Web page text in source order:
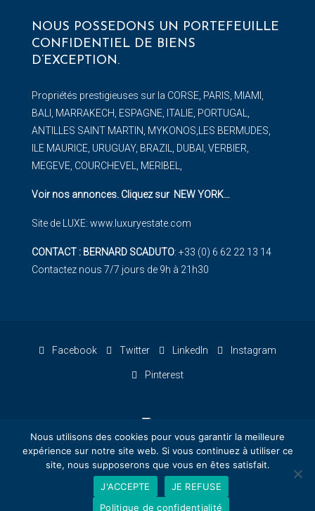
NOUS POSSEDONS UN PORTEFEUILLE
CONFIDENTIEL DE BIENS
D’EXCEPTION.
Propriétés prestigieuses sur la CORSE, PARIS, MIAMI,
BALI, MARRAKECH, ESPAGNE, ITALIE, PORTUGAL,
ANTILLES SAINT MARTIN, MYKONOS,LES BERMUDES,
ILE MAURICE, URUGUAY, BRAZIL, DUBAI, VERBIER,
MEGEVE, COURCHEVEL, MERIBEL,
Voir nos annonces. Cliquez sur NEW YORK…
Site de LUXE: www.luxuryestate.com
CONTACT : BERNARD SCADUTO: +33 (0) 6 62 22 13 14
Contactez nous 7/7 jours de 9h à 21h30
Facebook Twitter LinkedIn Instagram
Pinterest
© Kalliste Properties - Conception : KATCOM - Kalliste
Communication
Nous utilisons des cookies pour vous garantir la meilleure
expérience sur notre site web. Si vous continuez à utiliser ce
site, nous supposerons que vous en êtes satisfait.
J'ACCEPTE
JE REFUSE
Politique de confidentialité